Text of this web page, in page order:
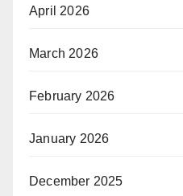
April 2026
March 2026
February 2026
January 2026
December 2025